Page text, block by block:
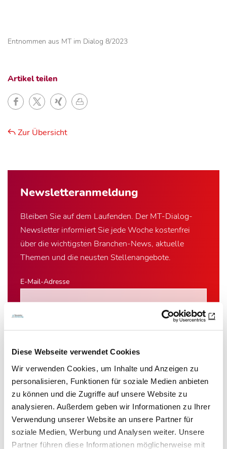
Diese Webseite verwendet Cookies
Wir verwenden Cookies, um Inhalte und Anzeigen zu
personalisieren, Funktionen für soziale Medien anbieten
zu können und die Zugriffe auf unsere Website zu
analysieren. Außerdem geben wir Informationen zu Ihrer
Verwendung unserer Website an unsere Partner für
soziale Medien, Werbung und Analysen weiter. Unsere
Partner führen diese Informationen möglicherweise mit
Newsletter­anmeldung
Bleiben Sie auf dem Laufenden. Der MT-Dialog-
Newsletter informiert Sie jede Woche kostenfrei
über die wichtigsten Branchen-News, aktuelle
Themen und die neusten Stellenangebote.
E-Mail-Adresse
gelesen.*
Newsletter abonnieren
* Pflichtfeld
Entnommen aus MT im Dialog 8/2023
Artikel teilen
Zur Übersicht
Das könnte Sie auch interessieren: